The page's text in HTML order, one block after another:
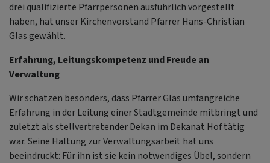
drei qualifizierte Pfarrpersonen ausführlich vorgestellt
haben, hat unser Kirchenvorstand Pfarrer Hans-Christian
Glas gewählt.
Erfahrung, Leitungskompetenz und Freude an
Verwaltung
Wir schätzen besonders, dass Pfarrer Glas umfangreiche
Erfahrung in der Leitung einer Stadtgemeinde mitbringt und
zuletzt als stellvertretender Dekan im Dekanat Hof tätig
war. Seine Haltung zur Verwaltungsarbeit hat uns
beeindruckt: Für ihn ist sie kein notwendiges Übel, sondern